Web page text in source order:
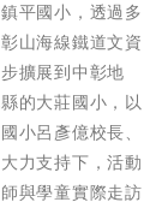
平國小，透過多
山海線鐵道文資
擴展到中彰地
的大莊國小，以
小呂彥億校長、
力支持下，活動
與學童實際走訪